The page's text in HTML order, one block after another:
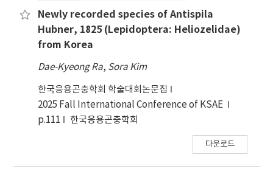
Newly recorded species of Antispila
Hubner, 1825 (Lepidoptera: Heliozelidae)
from Korea
Dae-Kyeong Ra, Sora Kim
한국응용곤충학회 학술대회논문집
2025 Fall International Conference of KSAE
p.111
한국응용곤충학회
다운로드